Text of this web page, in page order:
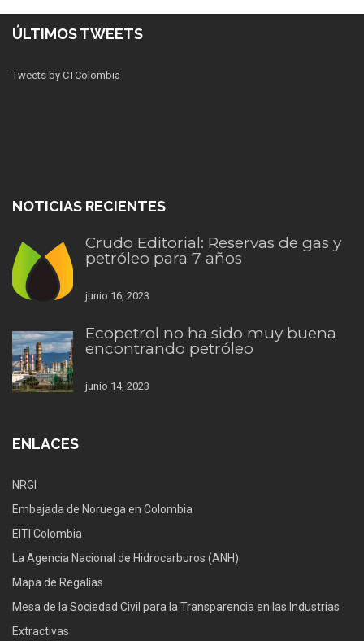
ÚLTIMOS TWEETS
Tweets by CTColombia
NOTICIAS RECIENTES
Crudo Editorial: Reservas de gas y
petróleo para 7 años
junio 16, 2023
Ecopetrol no ha sido muy buena
encontrando petróleo
junio 14, 2023
ENLACES
NRGI
Embajada de Noruega en Colombia
EITI Colombia
La Agencia Nacional de Hidrocarburos (ANH)
Mapa de Regalías
Mesa de la Sociedad Civil para la Transparencia en las Industrias
Extractivas